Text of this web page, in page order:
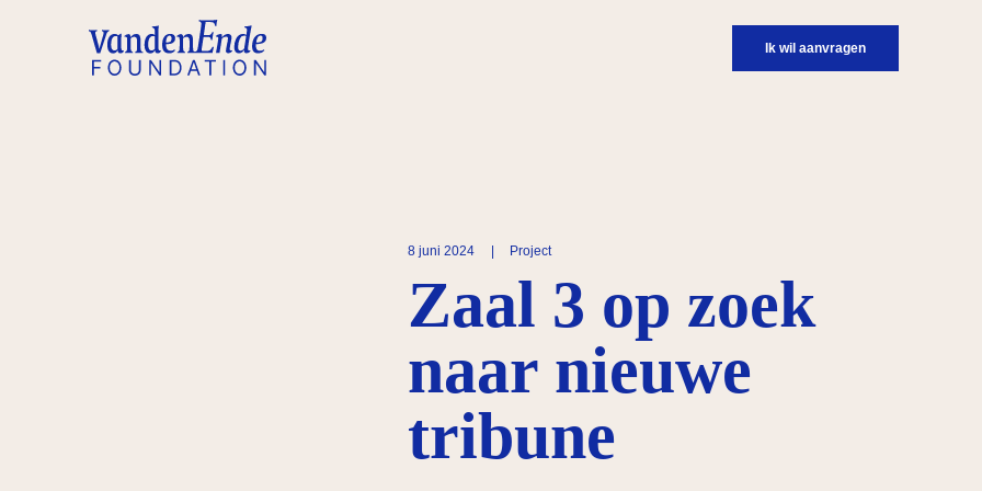
Ik wil aanvragen
8 juni 2024 Project
Zaal 3 op zoek
naar nieuwe
tribune